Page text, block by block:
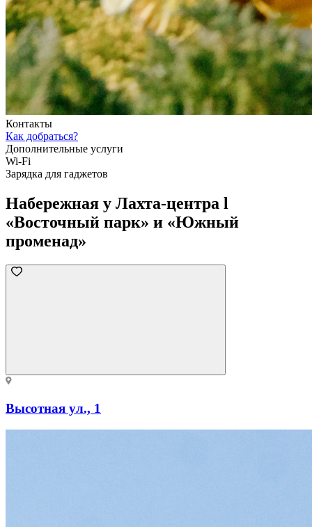
Контакты
Как добраться?
Дополнительные услуги
Wi-Fi
Зарядка для гаджетов
Набережная у Лахта-центра l
«Восточный парк» и «Южный
променад»
Высотная ул., 1